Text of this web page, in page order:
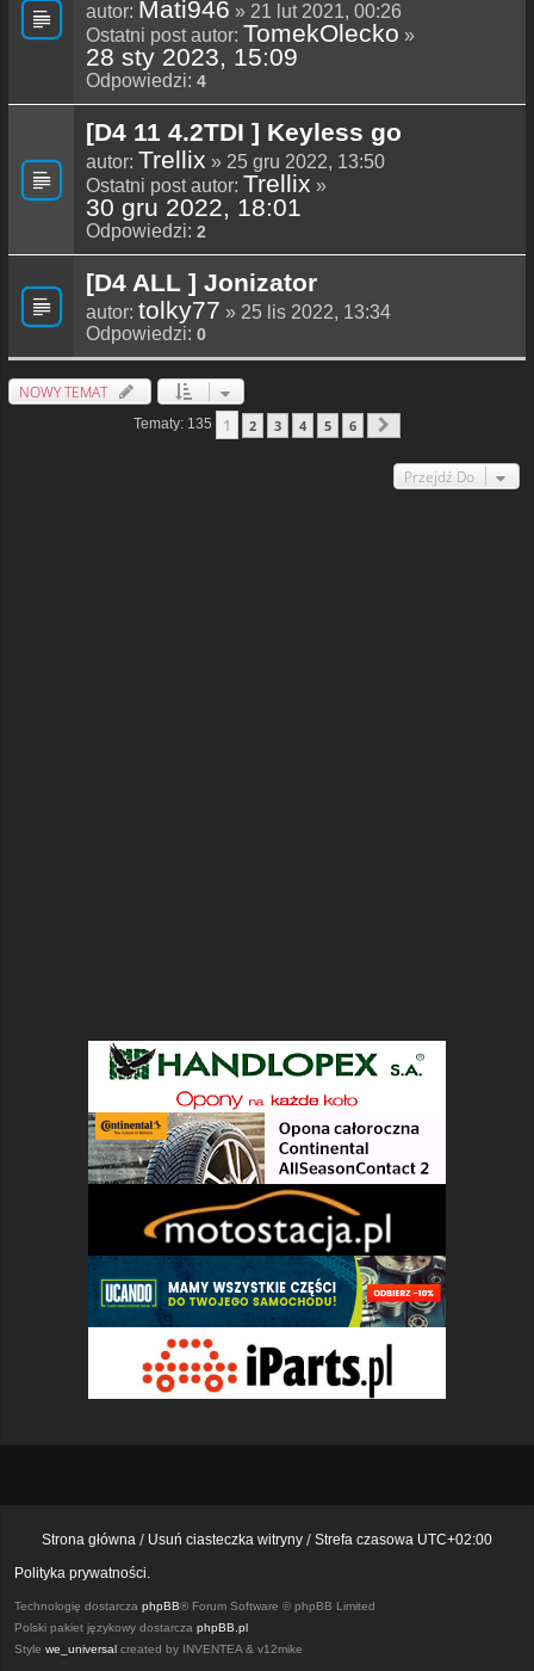
autor: Mati946 » 21 lut 2021, 00:26
Ostatni post autor: TomekOlecko »
28 sty 2023, 15:09
Odpowiedzi: 4
[D4 11 4.2TDI ] Keyless go
autor: Trellix » 25 gru 2022, 13:50
Ostatni post autor: Trellix »
30 gru 2022, 18:01
Odpowiedzi: 2
[D4 ALL ] Jonizator
autor: tolky77 » 25 lis 2022, 13:34
Odpowiedzi: 0
NOWY TEMAT
Tematy: 135 1 2 3 4 5 6
Przejdź Do
Strona główna Usuń ciasteczka witryny Strefa czasowa UTC+02:00
Polityka prywatności.
Technologię dostarcza phpBB® Forum Software © phpBB Limited
Polski pakiet językowy dostarcza phpBB.pl
Style we_universal created by INVENTEA & v12mike